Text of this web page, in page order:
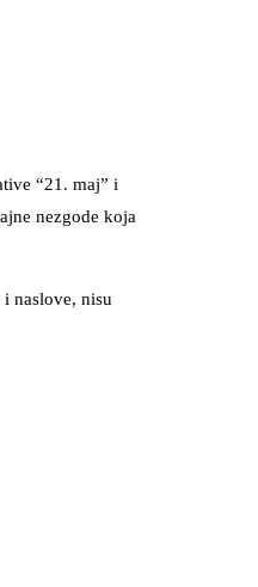
“21. maj” i
nezgode koja
naslove, nisu